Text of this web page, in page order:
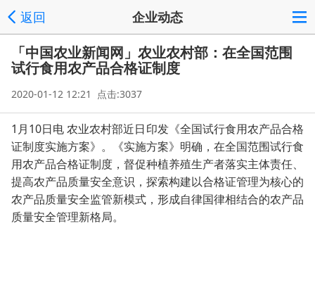
返回 企业动态
「中国农业新闻网」农业农村部：在全国范围
试行食用农产品合格证制度
2020-01-12 12:21 点击:3037
1月10日电 农业农村部近日印发《全国试行食用农产品合格
证制度实施方案》。《实施方案》明确，在全国范围试行食
用农产品合格证制度，督促种植养殖生产者落实主体责任、
提高农产品质量安全意识，探索构建以合格证管理为核心的
农产品质量安全监管新模式，形成自律国律相结合的农产品
质量安全管理新格局。